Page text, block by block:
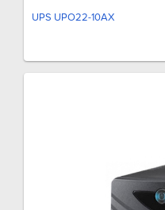
UPS UPO22-10AX